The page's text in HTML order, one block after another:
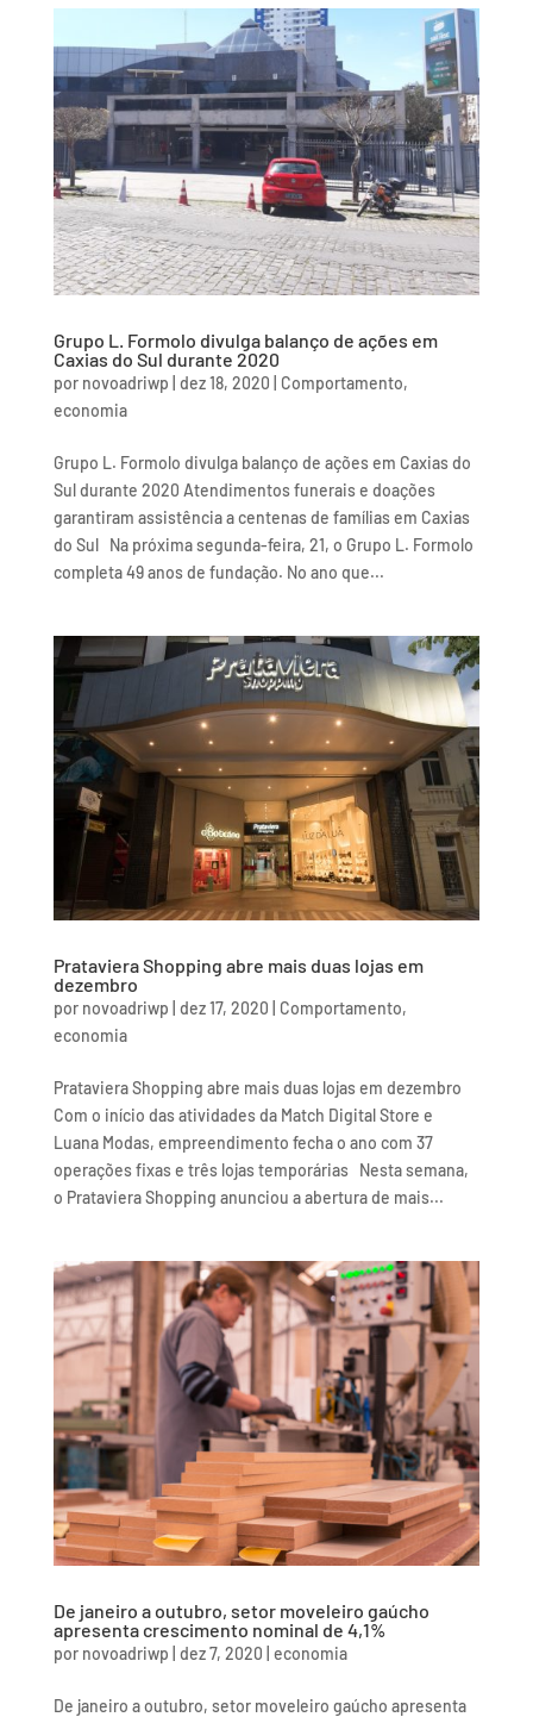
Grupo L. Formolo divulga balanço de ações em
Caxias do Sul durante 2020
por novoadriwp dez 18, 2020 Comportamento,
economia
Grupo L. Formolo divulga balanço de ações em Caxias do
Sul durante 2020 Atendimentos funerais e doações
garantiram assistência a centenas de famílias em Caxias
do Sul Na próxima segunda-feira, 21, o Grupo L. Formolo
completa 49 anos de fundação. No ano que...
Prataviera Shopping abre mais duas lojas em
dezembro
por novoadriwp dez 17, 2020 Comportamento,
economia
Prataviera Shopping abre mais duas lojas em dezembro
Com o início das atividades da Match Digital Store e
Luana Modas, empreendimento fecha o ano com 37
operações fixas e três lojas temporárias Nesta semana,
o Prataviera Shopping anunciou a abertura de mais...
De janeiro a outubro, setor moveleiro gaúcho
apresenta crescimento nominal de 4,1%
por novoadriwp dez 7, 2020 economia
De janeiro a outubro, setor moveleiro gaúcho apresenta